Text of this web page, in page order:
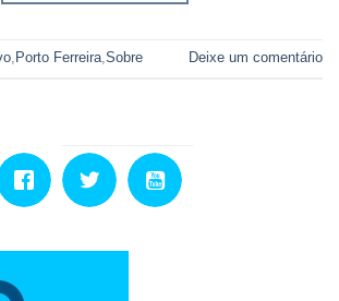
, Porto Ferreira,Sobre Deixe um comentário